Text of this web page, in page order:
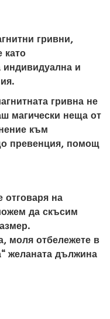
гривни,
като
индивидуална и
гривна не
магически неща от
към
превенция, помощ
отговаря на
да скъсим
моля отбележете в
желаната дължина